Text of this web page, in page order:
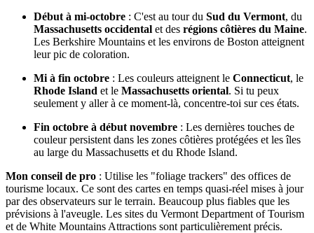
Début à mi-octobre : C'est au tour du Sud du Vermont, du
Massachusetts occidental et des régions côtières du Maine.
Les Berkshire Mountains et les environs de Boston atteignent
leur pic de coloration.
Mi à fin octobre : Les couleurs atteignent le Connecticut, le
Rhode Island et le Massachusetts oriental. Si tu peux
seulement y aller à ce moment-là, concentre-toi sur ces états.
Fin octobre à début novembre : Les dernières touches de
couleur persistent dans les zones côtières protégées et les îles
au large du Massachusetts et du Rhode Island.
Mon conseil de pro : Utilise les "foliage trackers" des offices de
tourisme locaux. Ce sont des cartes en temps quasi-réel mises à jour
par des observateurs sur le terrain. Beaucoup plus fiables que les
prévisions à l'aveugle. Les sites du Vermont Department of Tourism
et de White Mountains Attractions sont particulièrement précis.